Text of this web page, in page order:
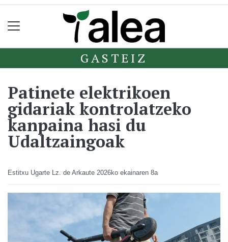
GASTEIZ
Patinete elektrikoen
gidariak kontrolatzeko
kanpaina hasi du
Udaltzaingoak
Estitxu Ugarte Lz. de Arkaute 2026ko ekainaren 8a